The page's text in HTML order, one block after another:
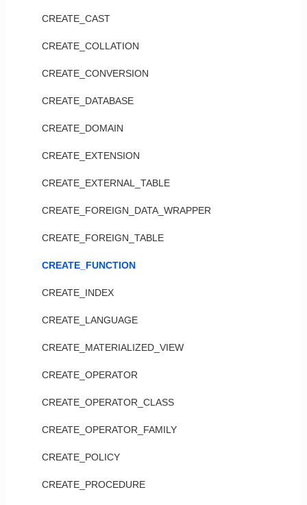
CREATE_CAST
CREATE_COLLATION
CREATE_CONVERSION
CREATE_DATABASE
CREATE_DOMAIN
CREATE_EXTENSION
CREATE_EXTERNAL_TABLE
CREATE_FOREIGN_DATA_WRAPPER
CREATE_FOREIGN_TABLE
CREATE_FUNCTION
CREATE_INDEX
CREATE_LANGUAGE
CREATE_MATERIALIZED_VIEW
CREATE_OPERATOR
CREATE_OPERATOR_CLASS
CREATE_OPERATOR_FAMILY
CREATE_POLICY
CREATE_PROCEDURE